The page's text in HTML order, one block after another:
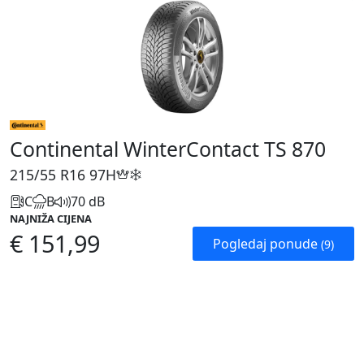
Continental WinterContact TS 870
215/55 R16 97H
C B 70 dB
NAJNIŽA CIJENA
€ 151,99 Pogledaj ponude (9)